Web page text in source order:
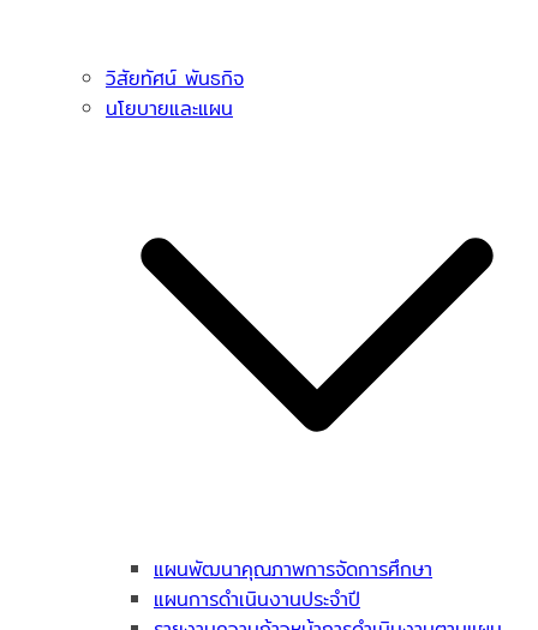
วิสัยทัศน์ พันธกิจ
นโยบายและแผน
แผนพัฒนาคุณภาพการจัดการศึกษา
แผนการดำเนินงานประจำปี